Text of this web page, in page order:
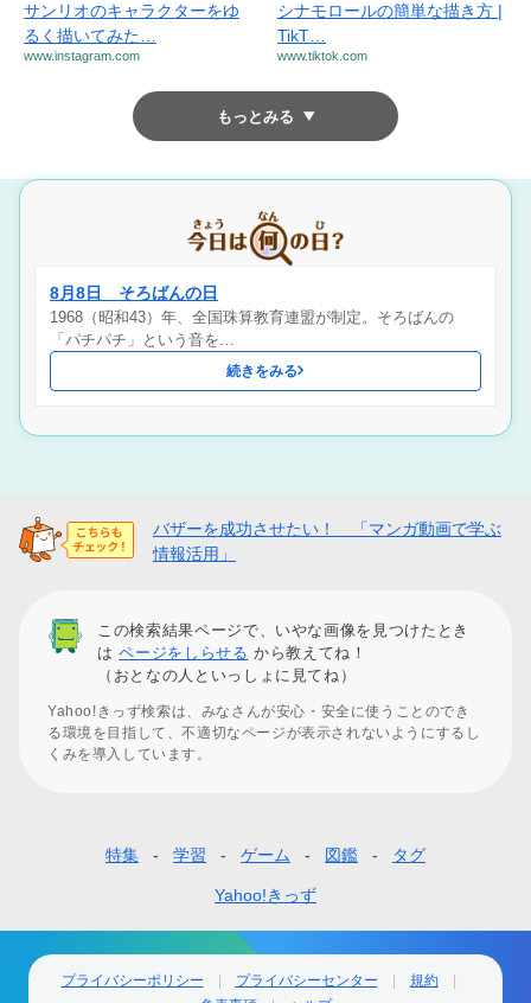
サンリオのキャラクターをゆ
るく描いてみた…
www.instagram.com
シナモロールの簡単な描き方 |
TikT…
www.tiktok.com
もっとみる
8月8日 そろばんの日
1968（昭和43）年、全国珠算教育連盟が制定。そろばんの
「パチパチ」という音を…
続きをみる
バザーを成功させたい！ 「マンガ動画で学ぶ
情報活用」
この検索結果ページで、いやな画像を見つけたとき
はページをしらせる から教えてね！
（おとなの人といっしょに見てね）
Yahoo!きっず検索は、みなさんが安心・安全に使うことのでき
る環境を目指して、不適切なページが表示されないようにするし
くみを導入しています。
タ
ー
特集 学習 ゲーム 図鑑 タグ
Yahoo!きっず
プライバシーポリシー プライバシーセンター
規約